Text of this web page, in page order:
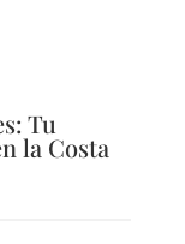
Tu
la Costa